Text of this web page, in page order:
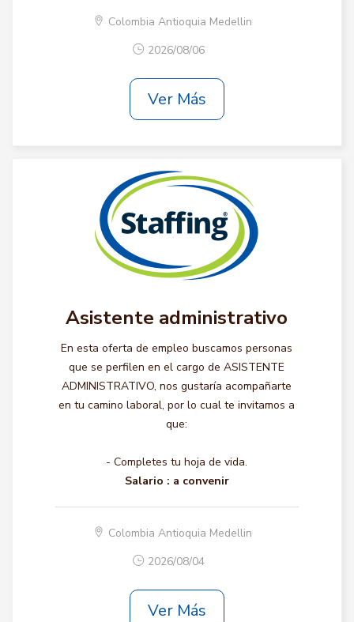
Colombia Antioquia Medellin
2026/08/06
Ver Más
Asistente administrativo
En esta oferta de empleo buscamos personas
que se perfilen en el cargo de ASISTENTE
ADMINISTRATIVO, nos gustaría acompañarte
en tu camino laboral, por lo cual te invitamos a
que:
- Completes tu hoja de vida.
Salario : a convenir
Colombia Antioquia Medellin
2026/08/04
Ver Más